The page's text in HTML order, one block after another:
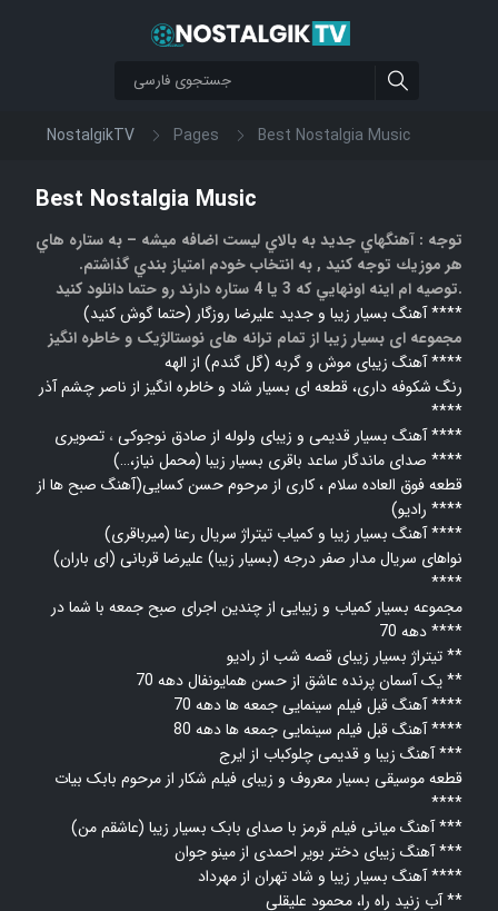
NostalgikTV Pages Best Nostalgia Music
Best Nostalgia Music
توجه : آهنگهاي جديد به بالاي ليست اضافه ميشه – به ستاره هاي
هر موزيك توجه كنيد , به انتخاب خودم امتياز بندي گذاشتم.
توصيه ام اينه اونهايي كه 3 يا 4 ستاره دارند رو حتما دانلود كنيد.
آهنگ بسیار زیبا و جدید علیرضا روزگار (حتما گوش کنید) ****
مجموعه ای بسیار زیبا از تمام ترانه های نوستالژیک و خاطره انگیز
آهنگ زیبای موش و گربه (گل گندم) از الهه ****
رنگ شکوفه داری، قطعه ای بسیار شاد و خاطره انگیز از ناصر چشم آذر
****
آهنگ بسیار قدیمی و زیبای ولوله از صادق نوجوکی ،
تصویری ****
صدای ماندگار ساعد باقری بسیار زیبا (محمل نیاز،…) ****
قطعه فوق العاده سلام ، کاری از مرحوم حسن کسایی(آهنگ صبح ها از
رادیو) ****
آهنگ بسیار زیبا و کمیاب تیتراژ سریال رعنا (میرباقری) ****
نواهای سریال مدار صفر درجه (بسیار زیبا) علیرضا قربانی (ای باران)
****
مجموعه بسیار کمیاب و زیبایی از چندین اجرای صبح جمعه با شما در
دهه 70 ****
تیتراژ بسیار زیبای قصه شب از رادیو **
یک آسمان پرنده عاشق از حسن همایونفال دهه 70 **
آهنگ قبل فیلم سینمایی جمعه ها دهه 70 ****
آهنگ قبل فیلم سینمایی جمعه ها دهه 80 ****
آهنگ زیبا و قدیمی چلوکباب از ایرج ***
قطعه موسیقی بسیار معروف و زیبای فیلم شکار از مرحوم بابک بیات
****
آهنگ میانی فیلم قرمز با صدای بابک بسیار زیبا (عاشقم من) ***
آهنگ زیبای دختر بویر احمدی از مینو جوان ***
آهنگ بسیار زیبا و شاد تهران از مهرداد ****
آب زنید راه را، محمود علیقلی **